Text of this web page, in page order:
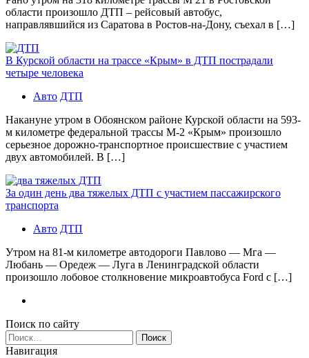
области произошло ДТП – рейсовый автобус,
направлявшийся из Саратова в Ростов-на-Дону, съехал в […]
В Курской области на трассе «Крым» в ДТП пострадали
четыре человека
Авто ДТП
Накануне утром в Обоянском районе Курской области на 593-
м километре федеральной трассы М-2 «Крым» произошло
серьезное дорожно-транспортное происшествие с участием
двух автомобилей. В […]
За один день два тяжелых ДТП с участием пассажирского
транспорта
Авто ДТП
Утром на 81-м километре автодороги Павлово — Мга —
Любань — Оредеж — Луга в Ленинградской области
произошло лобовое столкновение микроавтобуса Ford с […]
Поиск по сайту
Найти:
Навигация